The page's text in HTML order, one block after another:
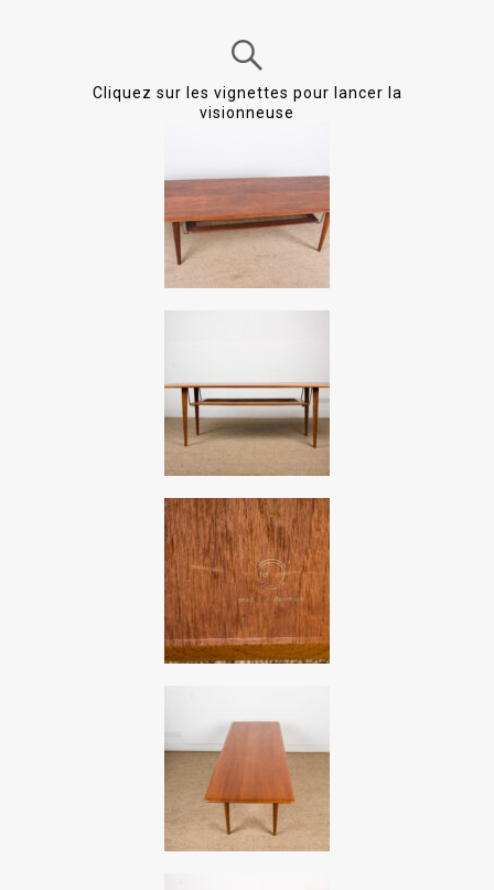
Cliquez sur les vignettes pour lancer la
visionneuse